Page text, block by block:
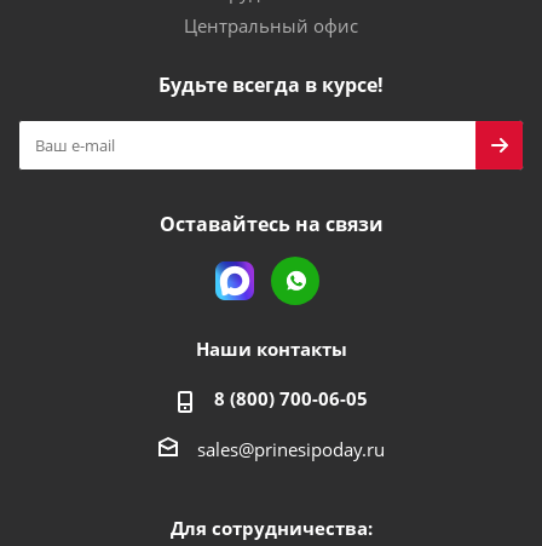
Центральный офис
Будьте всегда в курсе!
Оставайтесь на связи
Наши контакты
8 (800) 700-06-05
sales@prinesipoday.ru
Для сотрудничества: